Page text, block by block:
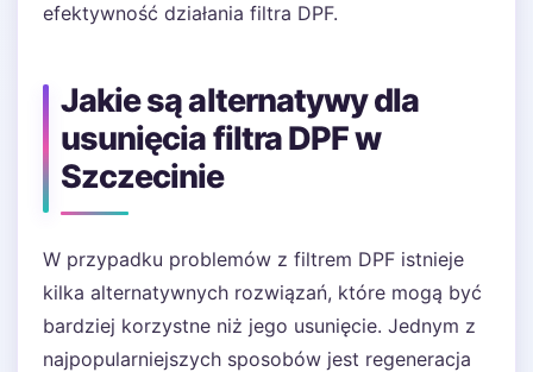
efektywność działania filtra DPF.
Jakie są alternatywy dla
usunięcia filtra DPF w
Szczecinie
W przypadku problemów z filtrem DPF istnieje
kilka alternatywnych rozwiązań, które mogą być
bardziej korzystne niż jego usunięcie. Jednym z
najpopularniejszych sposobów jest regeneracja